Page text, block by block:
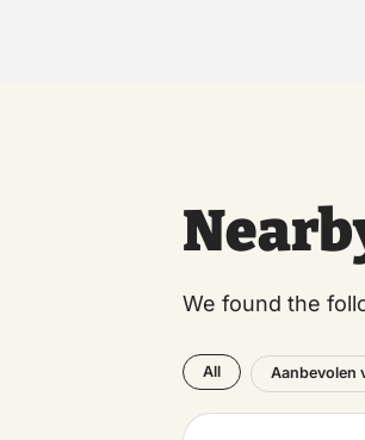
We found the
All Aanbevolen